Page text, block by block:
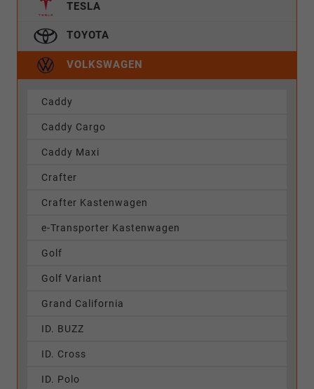
TESLA
TOYOTA
VOLKSWAGEN
Caddy
Caddy Cargo
Caddy Maxi
Crafter
Crafter Kastenwagen
e-Transporter Kastenwagen
Golf
Golf Variant
Grand California
ID. BUZZ
ID. Cross
ID. Polo